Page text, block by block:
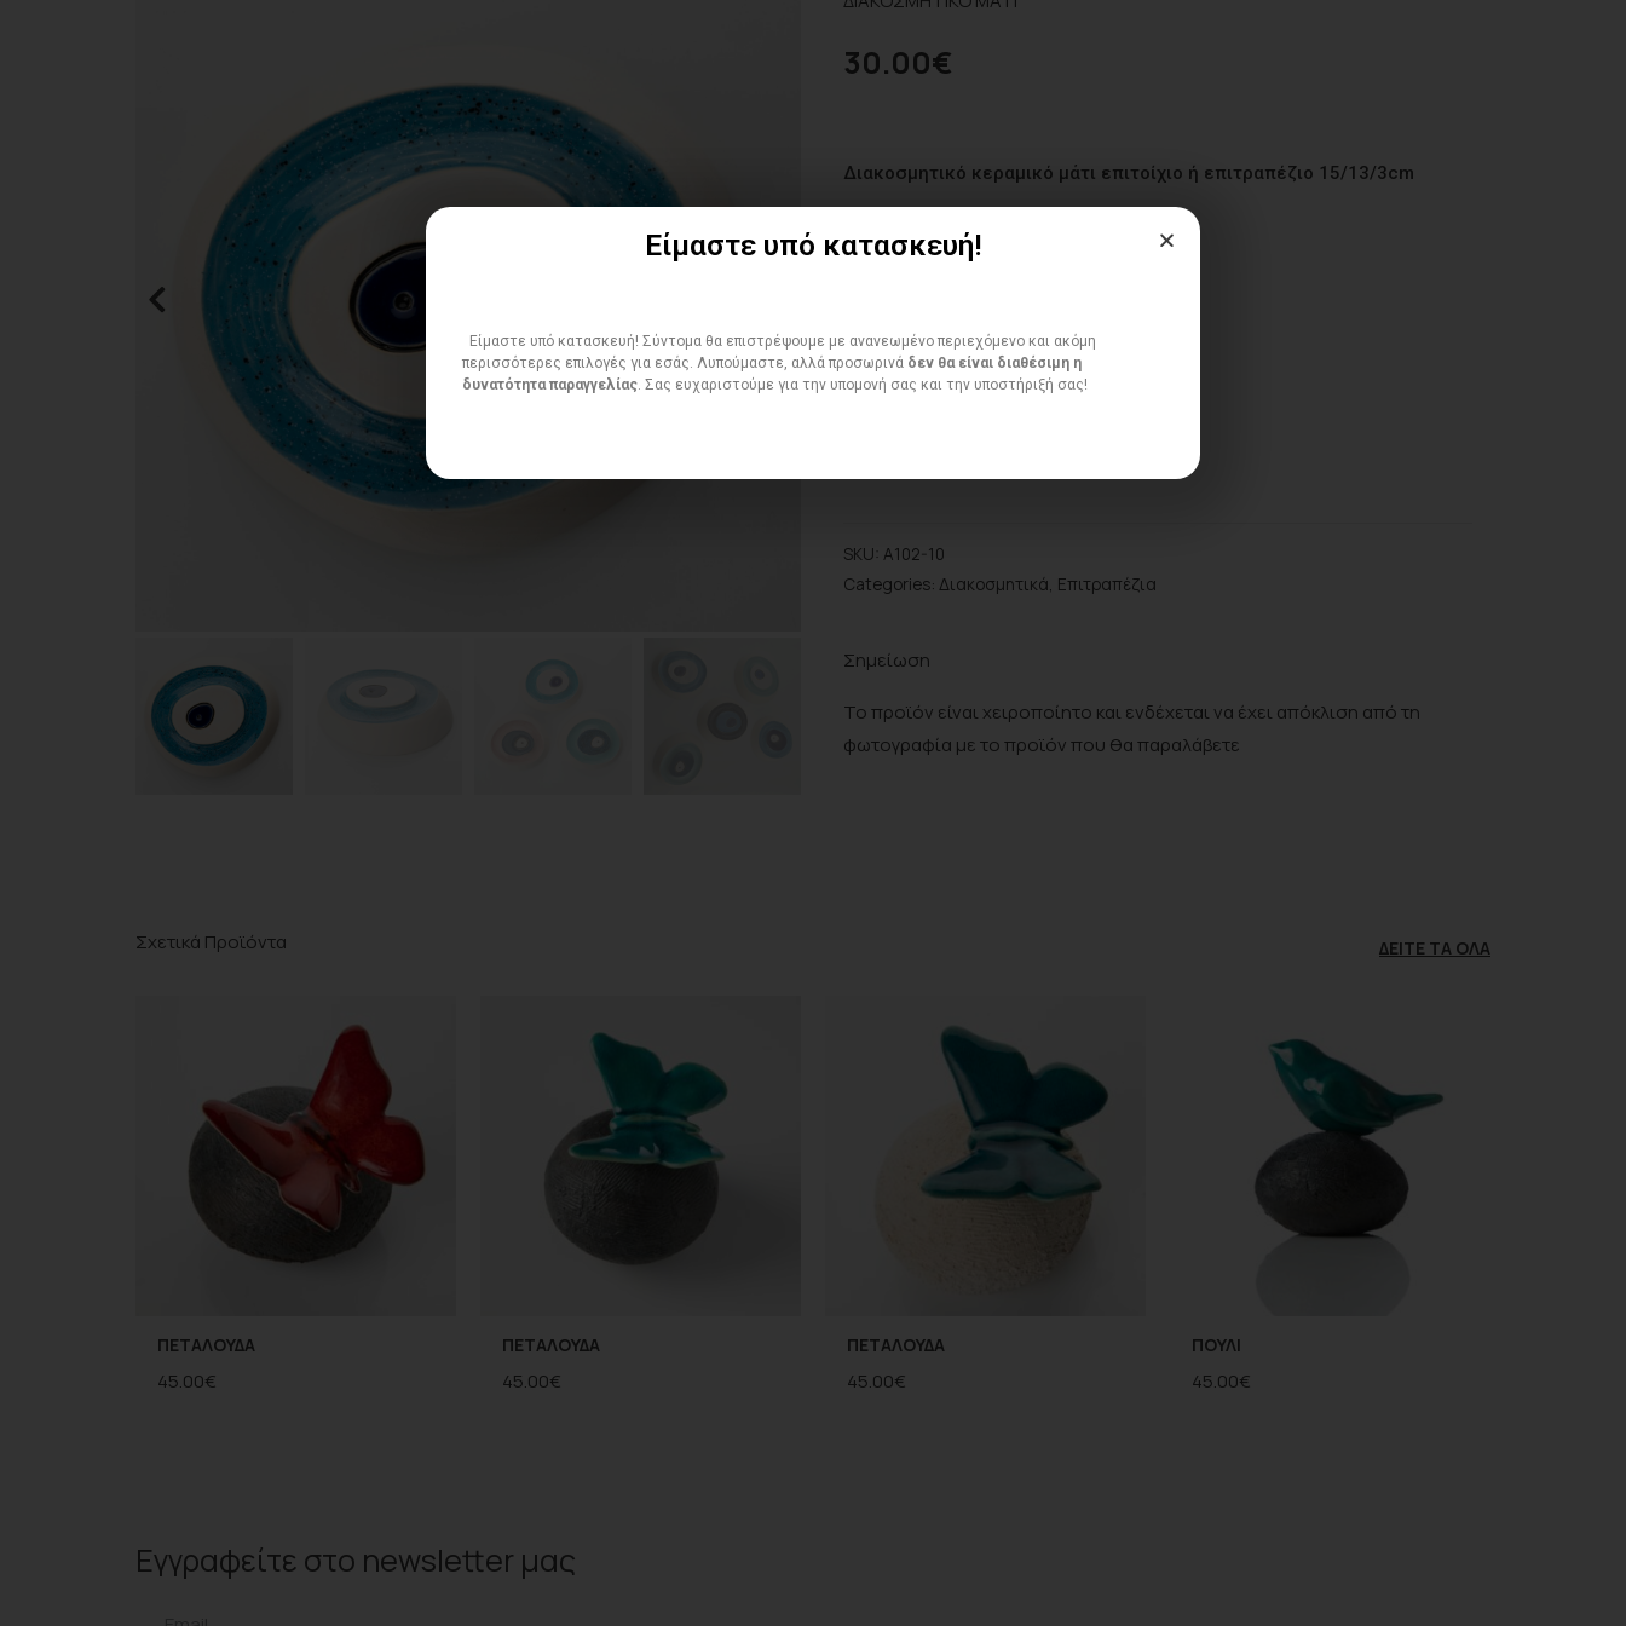
30.00€
Διακοσμητικό κεραμικό μάτι επιτοίχιο ή επιτραπέζιο 15/13/3cm
ΠΟΣΌΤΗΤΑ
SKU: A102-10
Categories: Διακοσμητικά, Επιτραπέζια
Σημείωση
Το προϊόν είναι χειροποίητο και ενδέχεται να έχει απόκλιση από τη
φωτογραφία με το προϊόν που θα παραλάβετε
Σχετικά Προϊόντα ΔΕΊΤΕ ΤΑ ΌΛΑ
ΠΕΤΑΛΟΥΔΑ
45.00€
ΠΕΤΑΛΟΥΔΑ
45.00€
ΠΕΤΑΛΟΥΔΑ
45.00€
ΠΟΥΛΙ
45.00€
Εγγραφείτε στο newsletter μας
Είμαστε υπό κατασκευή!
Είμαστε υπό κατασκευή! Σύντομα θα επιστρέψουμε με ανανεωμένο περιεχόμενο και ακόμη
περισσότερες επιλογές για εσάς. Λυπούμαστε, αλλά προσωρινά δεν θα είναι διαθέσιμη η
δυνατότητα παραγγελίας . Σας ευχαριστούμε για την υπομονή σας και την υποστήριξή σας!